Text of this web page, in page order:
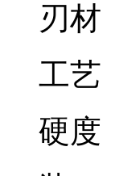
刃材
工艺
硬度